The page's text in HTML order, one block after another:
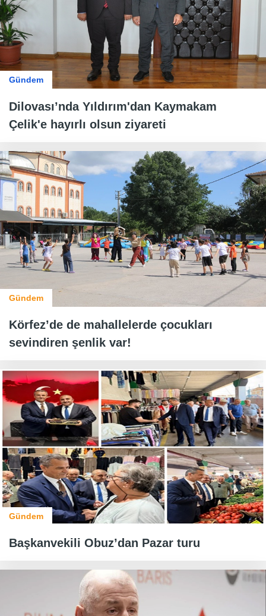
Gündem
Dilovası’nda Yıldırım'dan Kaymakam
Çelik'e hayırlı olsun ziyareti
Gündem
Körfez’de de mahallelerde çocukları
sevindiren şenlik var!
Gündem
Başkanvekili Obuz’dan Pazar turu